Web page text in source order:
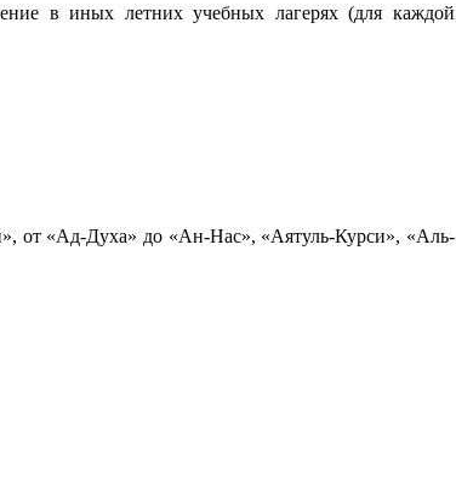
в иных летних учебных лагерях (для каждой
от «Ад-Духа» до «Ан-Нас», «Аятуль-Курси», «Аль-